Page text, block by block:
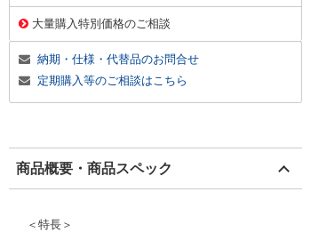
大量購入特別価格のご相談
納期・仕様・代替品のお問合せ
定期購入等のご相談はこちら
商品概要・商品スペック
＜特長＞